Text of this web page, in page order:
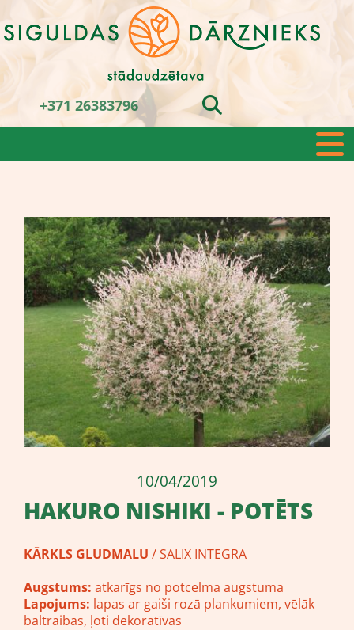
+371 26383796
10/04/2019
HAKURO NISHIKI - POTĒTS
KĀRKLS GLUDMALU / SALIX INTEGRA
Augstums: atkarīgs no potcelma augstuma
Lapojums: lapas ar gaiši rozā plankumiem, vēlāk
baltraibas, ļoti dekoratīvas